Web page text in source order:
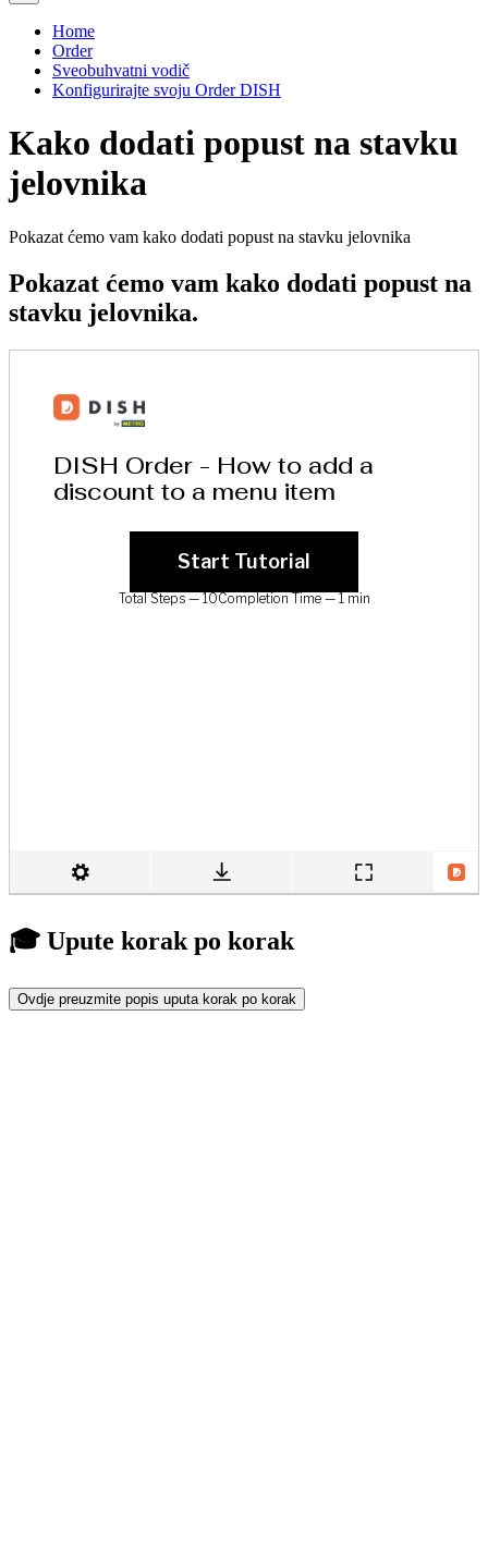
Home
Order
Sveobuhvatni vodič
Konfigurirajte svoju Order DISH
Kako dodati popust na stavku
jelovnika
Pokazat ćemo vam kako dodati popust na stavku jelovnika
Pokazat ćemo vam kako dodati popust na
stavku jelovnika.
🎓 Upute korak po korak
Ovdje preuzmite popis uputa korak po korak